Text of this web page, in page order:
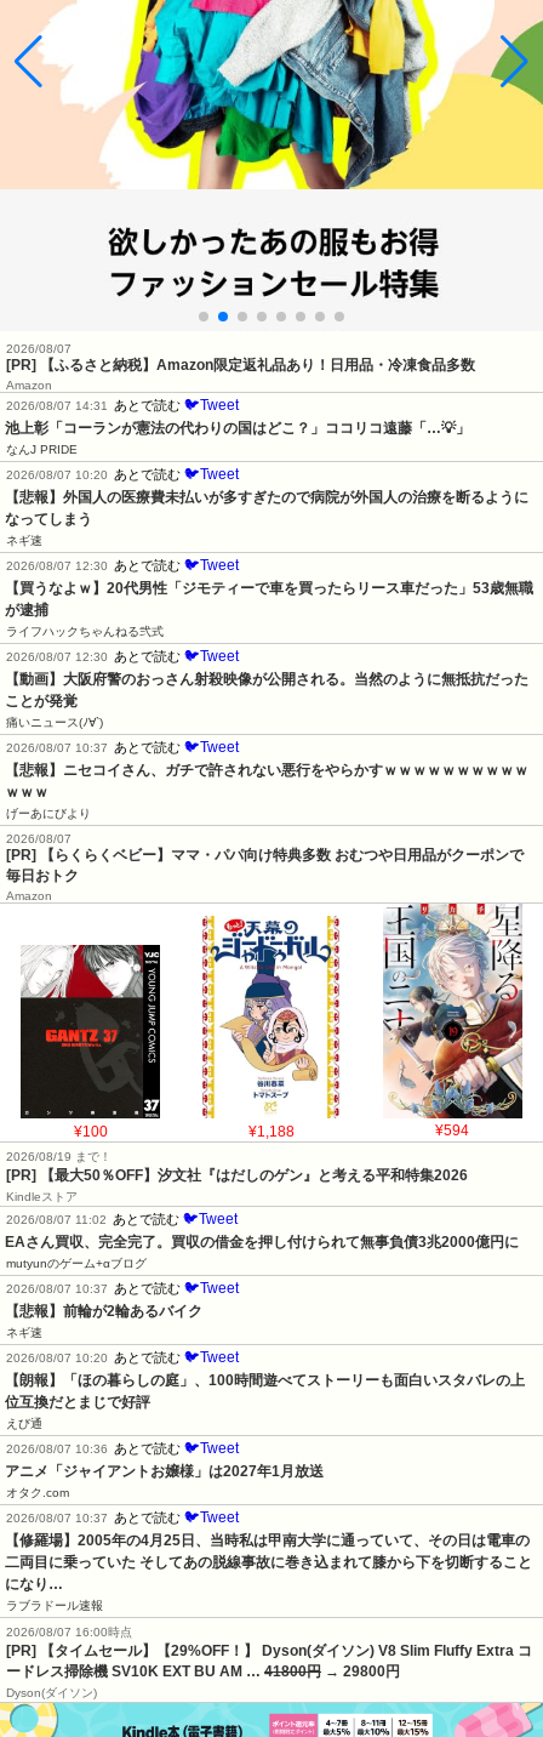
2026/08/07
[PR] 【ふるさと納税】Amazon限定返礼品あり！日用品・冷凍食品多数
Amazon
2026/08/07 14:31 あとで読む 🐦Tweet
池上彰「コーランが憲法の代わりの国はどこ？」ココリコ遠藤「…💡」
なんJ PRIDE
2026/08/07 10:20 あとで読む 🐦Tweet
【悲報】外国人の医療費未払いが多すぎたので病院が外国人の治療を断るように
なってしまう
ネギ速
2026/08/07 12:30 あとで読む 🐦Tweet
【買うなよｗ】20代男性「ジモティーで車を買ったらリース車だった」53歳無職
が逮捕
ライフハックちゃんねる弐式
2026/08/07 12:30 あとで読む 🐦Tweet
【動画】大阪府警のおっさん射殺映像が公開される。当然のように無抵抗だった
ことが発覚
痛いニュース(ﾉ∀`)
2026/08/07 10:37 あとで読む 🐦Tweet
【悲報】ニセコイさん、ガチで許されない悪行をやらかすｗｗｗｗｗｗｗｗｗｗ
ｗｗｗ
げーあにびより
2026/08/07
[PR] 【らくらくベビー】ママ・パパ向け特典多数 おむつや日用品がクーポンで
毎日おトク
Amazon
¥100 ¥1,188 ¥594
2026/08/19 まで！
[PR] 【最大50％OFF】汐文社『はだしのゲン』と考える平和特集2026
Kindleストア
2026/08/07 11:02
あとで読む 🐦Tweet
EAさん買収、完全完了。買収の借金を押し付けられて無事負債3兆2000億円に
mutyunのゲーム+αブログ
2026/08/07 10:37
あとで読む 🐦Tweet
【悲報】前輪が2輪あるバイク
ネギ速
2026/08/07 10:20
あとで読む 🐦Tweet
【朗報】「ほの暮らしの庭」、100時間遊べてストーリーも面白いスタバレの上
位互換だとまじで好評
えび通
2026/08/07 10:36
あとで読む 🐦Tweet
アニメ「ジャイアントお嬢様」は2027年1月放送
オタク.com
2026/08/07 10:37
あとで読む 🐦Tweet
【修羅場】2005年の4月25日、当時私は甲南大学に通っていて、その日は電車の
二両目に乗っていた そしてあの脱線事故に巻き込まれて膝から下を切断すること
になり…
ラブラドール速報
2026/08/07 16:00時点
[PR] 【タイムセール】【29%OFF！】 Dyson(ダイソン) V8 Slim Fluffy Extra コ
ードレス掃除機 SV10K EXT BU AM … 41800円 → 29800円
Dyson(ダイソン)